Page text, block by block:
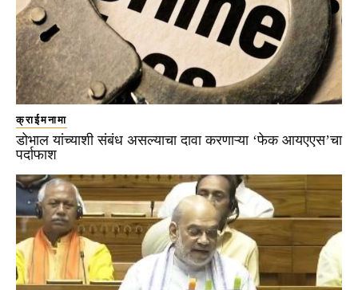
क्राईमनामा
डोभाल यांच्याशी संबंध असल्याचा दावा करणाऱ्या ‘फेक आयएएस’चा
पर्दाफाश